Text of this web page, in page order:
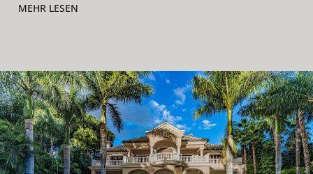
MEHR LESEN